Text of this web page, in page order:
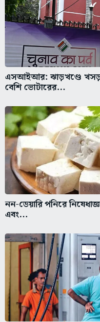
এসআইআর: ঝাড়খণ্ডে
বেশি ভোটারের...
নন-ডেয়ারি পনিরে
এবং...